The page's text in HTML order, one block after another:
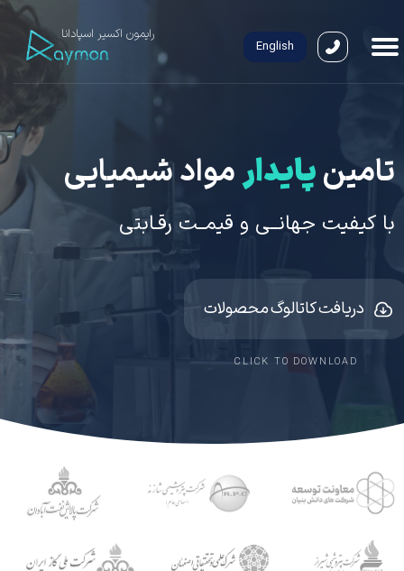
​رایمون اکسیر اسپادانا
CLICK TO DOWNLOAD
دریافت کاتالوگ محصولات
​​​​​​​تامینپایدارمواد شیمیایی
​با کیفیت جهانــی ​​​​​​​و قیمــت رقـابتی
English